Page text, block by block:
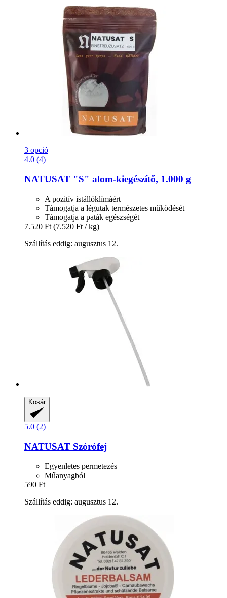
3 opció
4.0 (4)
NATUSAT "S" alom-​kiegészítő, 1.000 g
A pozitív istállóklímáért
Támogatja a légutak természetes működését
Támogatja a paták egészségét
7.520 Ft (7.520 Ft / kg)
Szállítás eddig: augusztus 12.
Kosár
5.0 (2)
NATUSAT Szórófej
Egyenletes permetezés
Műanyagból
590 Ft
Szállítás eddig: augusztus 12.